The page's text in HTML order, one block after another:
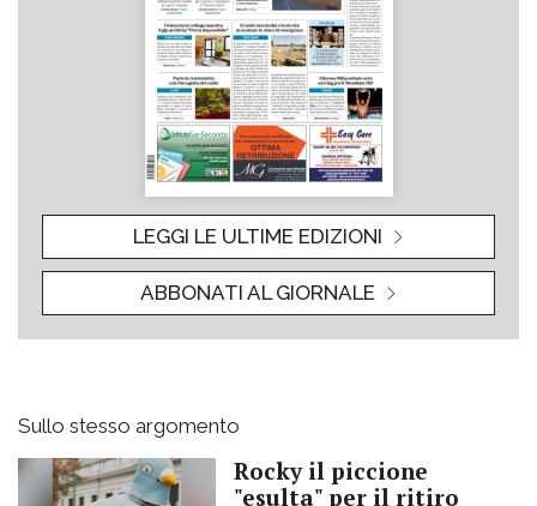
LEGGI LE ULTIME EDIZIONI
ABBONATI AL GIORNALE
Sullo stesso argomento
Rocky il piccione
"esulta" per il ritiro